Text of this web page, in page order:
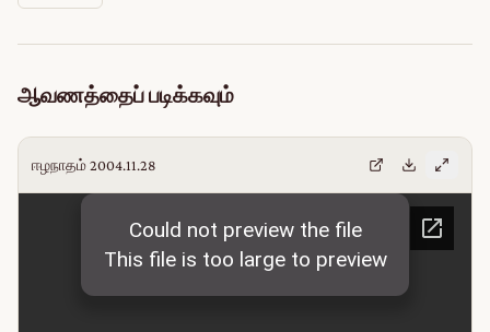
ஆவணத்தைப் படிக்கவும்
ஈழநாதம் 2004.11.28